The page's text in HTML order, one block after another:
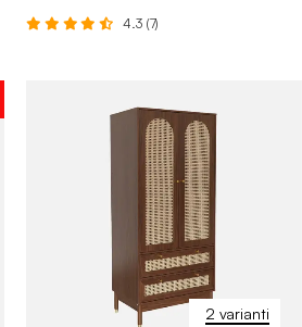
4.3 (7)
2 varianti